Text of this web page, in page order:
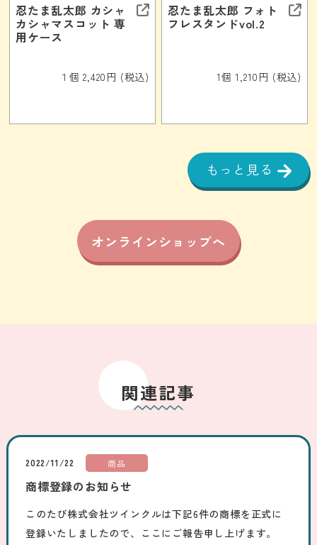
忍たま乱太郎 カシャ
カシャマスコット 専
用ケース
１個 2,420円 (税込)
忍たま乱太郎 フォト
フレスタンドvol.2
1個 1,210円 (税込)
もっと見る
オンラインショップへ
関連記事
2022/11/22 商品
商標登録のお知らせ
このたび株式会社ツインクルは下記6件の商標を正式に
登録いたしましたので、ここにご報告申し上げます。